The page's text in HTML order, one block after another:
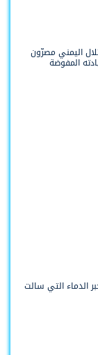
اليمني مصرّون
المفوضة
الدماء التي سالت